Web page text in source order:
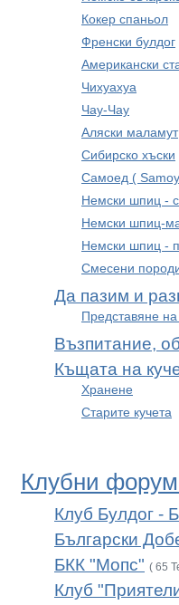
Кокер спаньол
Френски булдог
Американски
Чихуахуа
Чау-Чау
Аляски маламут
Сибирско хъски
Самоед (
Немски шпиц -
Немски шпиц-
Немски шпиц -
Смесени
Да пазим и
Представяне на
Възпитание,
Къщата на
Хранене
Старите кучета
Клубни
Клуб Булдог -
Български
БКК "Мопс" ( 65
Клуб